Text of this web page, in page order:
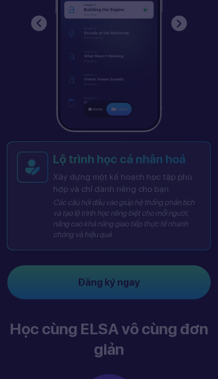
Lộ trình học cá nhân hoá
Xây dựng một kế hoạch học tập phù
hợp và chỉ dành riêng cho bạn
Các câu hỏi đầu vào giúp hệ thống phân tích
và tạo lộ trình học riêng biệt cho mỗi người,
nâng cao khả năng giao tiếp thực tế nhanh
chóng và hiệu quả
Đăng ký ngay
Học cùng ELSA vô cùng đơn
giản